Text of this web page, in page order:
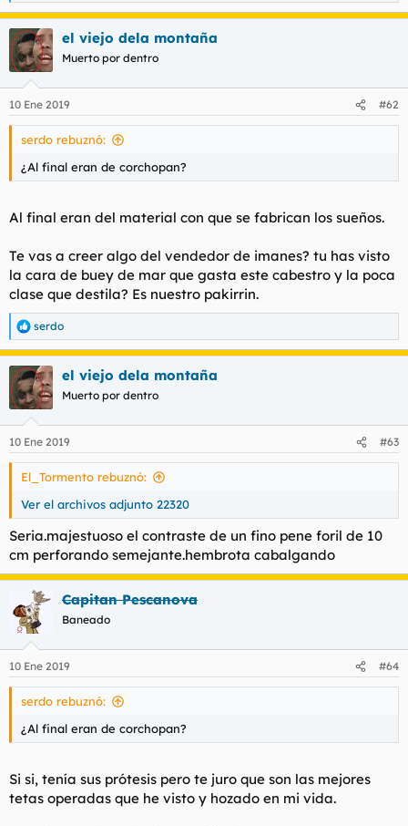
e
a
c
c
i
e
s
el viejo dela montaña
Muerto por dentro
10 Ene 2019 #62
serdo rebuznó:
¿Al final eran de corchopan?
Al final eran del material con que se fabrican los sueños.
Te vas a creer algo del vendedor de imanes? tu has visto
la cara de buey de mar que gasta este cabestro y la poca
clase que destila? Es nuestro pakirrin.
R
e
a
c
c
i
e
s
serdo
el viejo dela montaña
Muerto por dentro
10 Ene 2019 #63
El_Tormento rebuznó:
Ver el archivos adjunto 22320
Seria.majestuoso el contraste de un fino pene foril de 10
cm perforando semejante.hembrota cabalgando
Capitan Pescanova
Baneado
10 Ene 2019 #64
serdo rebuznó:
¿Al final eran de corchopan?
Si si, tenía sus prótesis pero te juro que son las mejores
tetas operadas que he visto y hozado en mi vida.